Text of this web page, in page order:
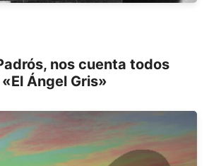
nos cuenta todos
Ángel Gris»